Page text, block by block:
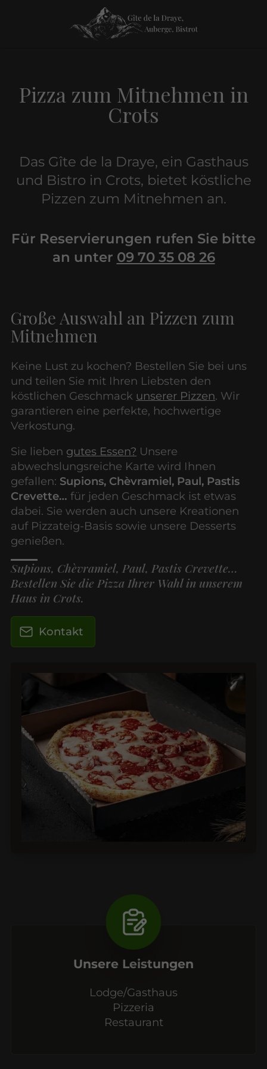
Pizza zum Mitnehmen in
Crots
Das Gîte de la Draye, ein Gasthaus
und Bistro in Crots, bietet köstliche
Pizzen zum Mitnehmen an.
Für Reservierungen rufen Sie bitte
an unter 09 70 35 08 26
Große Auswahl an Pizzen zum
Mitnehmen
Keine Lust zu kochen? Bestellen Sie bei uns
und teilen Sie mit Ihren Liebsten den
köstlichen Geschmack unserer Pizzen. Wir
garantieren eine perfekte, hochwertige
Verkostung.
Sie lieben gutes Essen? Unsere
abwechslungsreiche Karte wird Ihnen
gefallen: Supions, Chèvramiel, Paul, Pastis
Crevette… für jeden Geschmack ist etwas
dabei. Sie werden auch unsere Kreationen
auf Pizzateig-Basis sowie unsere Desserts
genießen.
Supions, Chèvramiel, Paul, Pastis Crevette…
Bestellen Sie die Pizza Ihrer Wahl in unserem
Haus in Crots.
Kontakt
Unsere Leistungen
Lodge/Gasthaus
Pizzeria
Restaurant